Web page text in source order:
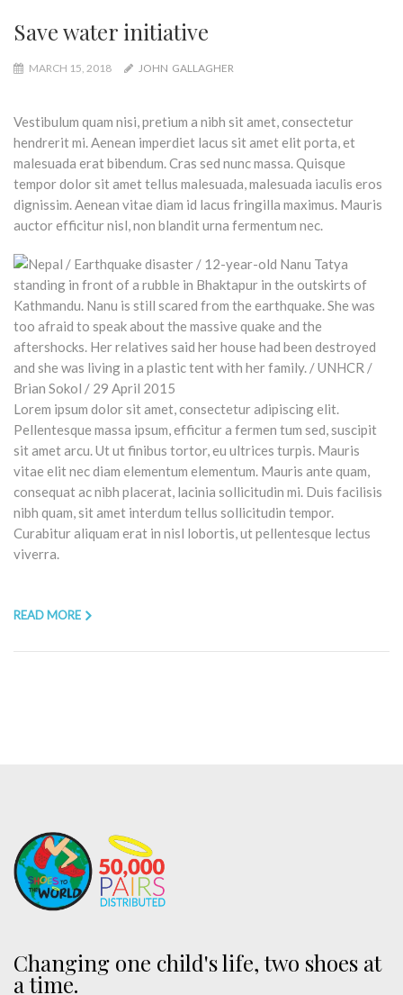
Save water initiative
MARCH 15, 2018 JOHN GALLAGHER
Vestibulum quam nisi, pretium a nibh sit amet, consectetur
hendrerit mi. Aenean imperdiet lacus sit amet elit porta, et
malesuada erat bibendum. Cras sed nunc massa. Quisque
tempor dolor sit amet tellus malesuada, malesuada iaculis eros
dignissim. Aenean vitae diam id lacus fringilla maximus. Mauris
auctor efficitur nisl, non blandit urna fermentum nec.
Lorem ipsum dolor sit amet, consectetur adipiscing elit.
Pellentesque massa ipsum, efficitur a fermen tum sed, suscipit
sit amet arcu. Ut ut finibus tortor, eu ultrices turpis. Mauris
vitae elit nec diam elementum elementum. Mauris ante quam,
consequat ac nibh placerat, lacinia sollicitudin mi. Duis facilisis
nibh quam, sit amet interdum tellus sollicitudin tempor.
Curabitur aliquam erat in nisl lobortis, ut pellentesque lectus
viverra.
READ MORE
Changing one child's life, two shoes at
a time.